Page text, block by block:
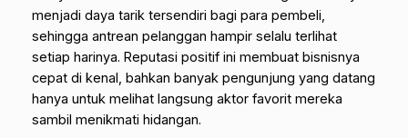
menjadi daya tarik tersendiri bagi para pembeli,
sehingga antrean pelanggan hampir selalu terlihat
setiap harinya. Reputasi positif ini membuat bisnisnya
cepat di kenal, bahkan banyak pengunjung yang datang
hanya untuk melihat langsung aktor favorit mereka
sambil menikmati hidangan.